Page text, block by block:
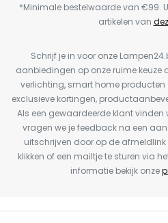
*Minimale bestelwaarde van €99.
artikelen van
Schrijf je in voor onze
aanbiedingen op onze ruime keuze
verlichting, smart home producten
exclusieve kortingen,
Als een gewaardeerde klant
vragen we je feedback na een
uitschrijven door op de
klikken of een mailtje te sturen via
informatie bekijk onze